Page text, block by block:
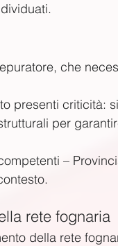
che
presenti criticità:
per
–
rete fognaria
della rete